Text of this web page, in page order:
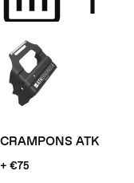
CRAMPONS ATK
+ €75